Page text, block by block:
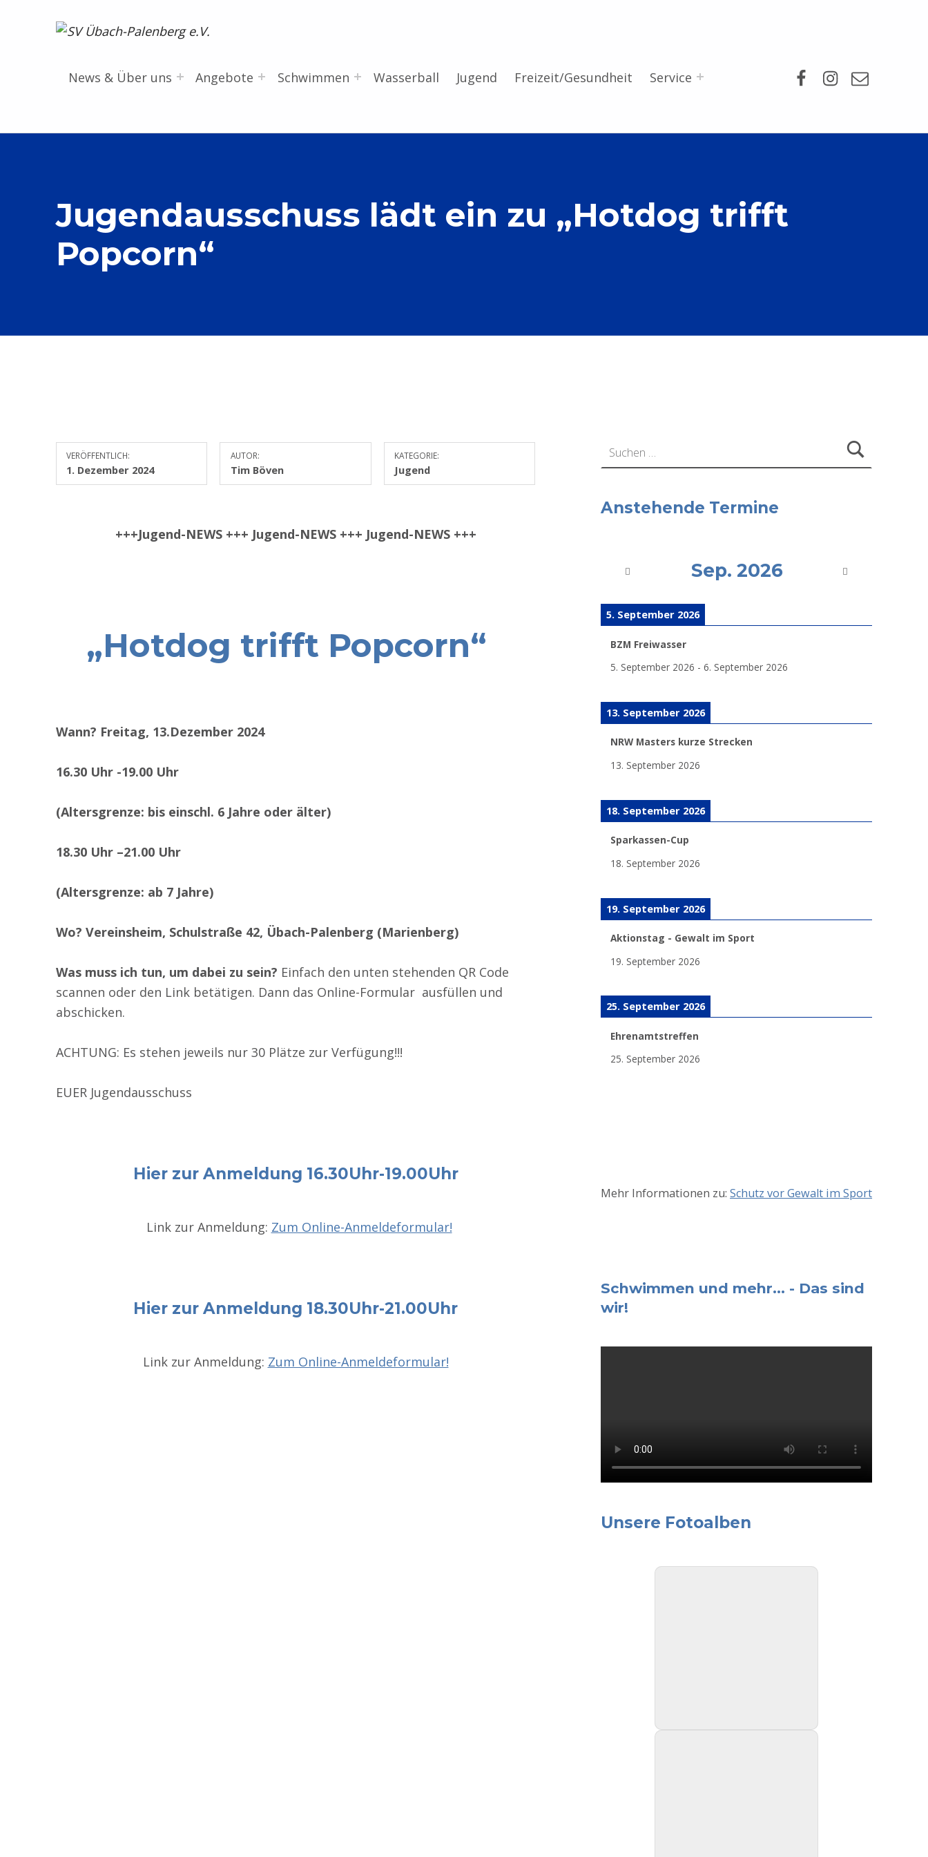
News & Über uns Angebote Schwimmen Wasserball Jugend Freizeit/Gesundheit Service
Jugendausschuss lädt ein zu „Hotdog trifft
Popcorn“
VERÖFFENTLICH:
1. Dezember 2024
AUTOR:
Tim Böven
KATEGORIE:
Jugend
+++Jugend-NEWS +++ Jugend-NEWS +++ Jugend-NEWS +++
„Hotdog trifft Popcorn“
Wann? Freitag, 13.Dezember 2024
16.30 Uhr -19.00 Uhr
(Altersgrenze: bis einschl. 6 Jahre oderälter)
18.30 Uhr –21.00 Uhr
(Altersgrenze: ab 7 Jahre)
Wo? Vereinsheim, Schulstraße 42, Übach-Palenberg (Marienberg)
Was muss ich tun, um dabei zu sein? Einfach den unten stehenden QR Code
scannen oder den Link betätigen. Dann das Online-Formular ausfüllen und
abschicken.
ACHTUNG: Es stehen jeweils nur 30 Plätze zur Verfügung!!!
EUER Jugendausschuss
Hier zur Anmeldung 16.30Uhr-19.00Uhr
Link zur Anmeldung: Zum Online-Anmeldeformular!
Hier zur Anmeldung 18.30Uhr-21.00Uhr
Link zur Anmeldung: Zum Online-Anmeldeformular!
Anstehende Termine
Sep. 2026
5. September 2026
BZM Freiwasser
5. September 2026 -6. September 2026
13. September 2026
NRW Masters kurze Strecken
13. September 2026
18. September 2026
Sparkassen-Cup
18. September 2026
19. September 2026
Aktionstag - Gewalt im Sport
19. September 2026
25. September 2026
Ehrenamtstreffen
25. September 2026
Mehr Informationen zu:Schutz vor Gewalt im Sport
Schwimmen und mehr... - Das sind
wir!
Unsere Fotoalben